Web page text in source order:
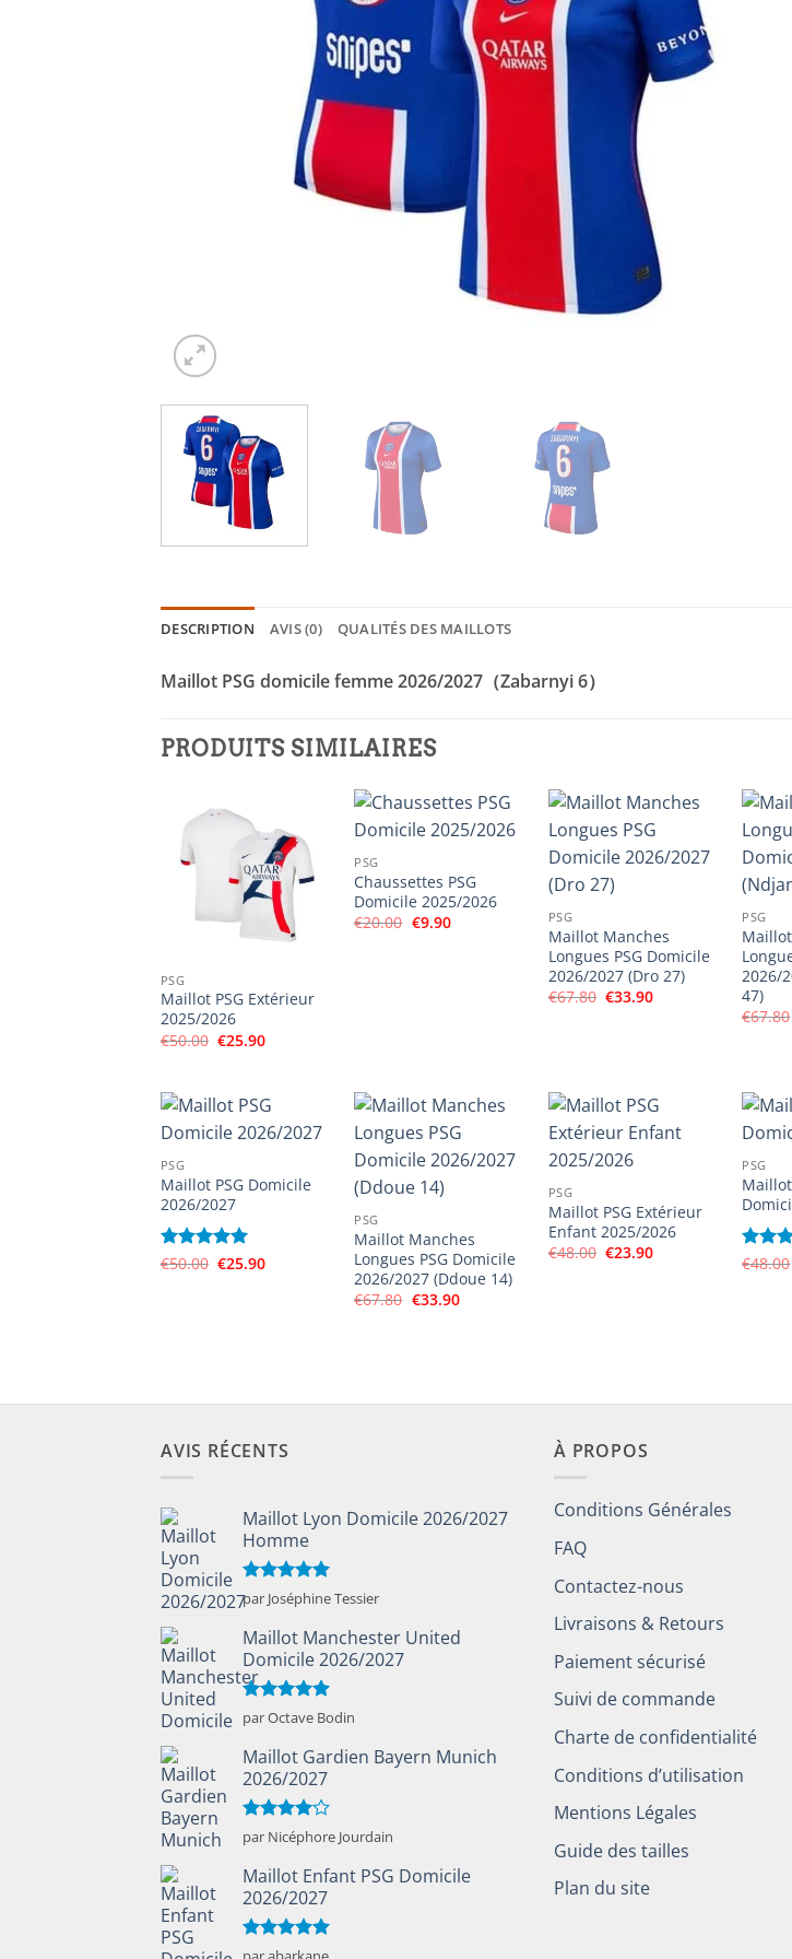
DESCRIPTION AVIS (0) QUALITÉS DES MAILLOTS
Maillot PSG domicile femme 2026/2027（Zabarnyi 6）
PRODUITS SIMILAIRES
PSG
Maillot PSG Extérieur
2025/2026
€50.00 Le
€50.00.
€25.90Le
€25.90.
PSG
Chaussettes PSG
Domicile 2025/2026
€20.00 Le
€9.90Le PSG
Maillot Manches
Longues PSG Domicile
2026/2027 (Dro 27)
€67.80 Le
€33.90Le
PSG
2026/
47)
€67.80
PSG
Maillot PSG Domicile
2026/2027
Note5 sur
€50.00 Le
€25.90Le
PSG
Maillot Manches
Longues PSG Domicile
2026/2027 (Ddoue 14)
€67.80 Le
€33.90Le
PSG
Maillot PSG Extérieur
Enfant 2025/2026
€48.00 Le
€23.90Le
PSG
Note
€48.00
AVIS RÉCENTS
Maillot Lyon Domicile 2026/2027
Homme
Note5sur
5
par Joséphine Tessier
Maillot Manchester United
Domicile 2026/2027
Note5sur
5
par Octave Bodin
Maillot Gardien Bayern Munich
2026/2027
Note4
sur 5
par Nicéphore Jourdain
Maillot Enfant PSG Domicile
2026/2027
Note5sur
À PROPOS
Conditions Générales
FAQ
Contactez-nous
Livraisons & Retours
Paiement sécurisé
Suivi de commande
Charte de confidentialité
Conditions d’utilisation
Mentions Légales
Guide des tailles
Plan du site